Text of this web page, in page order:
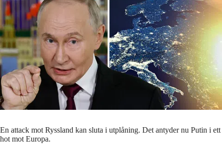
En attack mot Ryssland kan sluta i utplåning. Det antyder nu Putin i ett
hot mot Europa.